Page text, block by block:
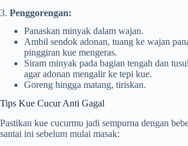
3. Penggorengan:
Panaskan minyak dalam wajan.
Ambil sendok adonan, tuang ke wajan
pinggiran kue mengeras.
Siram minyak pada bagian tengah dan
agar adonan mengalir ke tepi kue.
Goreng hingga matang, tiriskan.
Tips Kue Cucur Anti Gagal
Pastikan kue cucurmu jadi sempurna dengan
santai ini sebelum mulai masak: